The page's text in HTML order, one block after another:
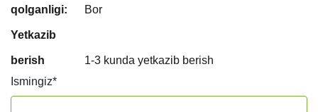
qolganligi: Bor
Yetkazib
berish
1-3 kunda yetkazib berish
Ismingiz*